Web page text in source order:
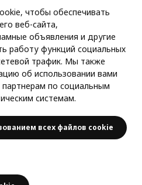
и использования cookie
чтобы обеспечивать
веб-сайта,
объявления и другие
работу функций социальных
трафик. Мы также
об использовании вами
по социальным
системам.
всех файлов cookie